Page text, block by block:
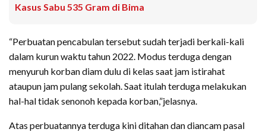
Kasus Sabu 535 Gram di Bima
“Perbuatan pencabulan tersebut sudah terjadi berkali-kali
dalam kurun waktu tahun 2022. Modus terduga dengan
menyuruh korban diam dulu di kelas saat jam istirahat
ataupun jam pulang sekolah. Saat itulah terduga melakukan
hal-hal tidak senonoh kepada korban,”jelasnya.
Atas perbuatannya terduga kini ditahan dan diancam pasal